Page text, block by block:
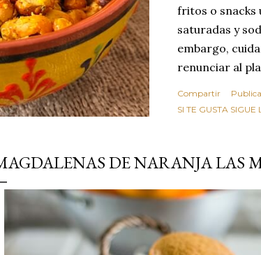
fritos o snacks
saturadas y
embargo,
renunciar al
Estas alubias
tradicionales y
ingrediente tan
en un snack
100% natural.
Compartir
SI TE GUSTA SIGUE
DE NARANJA LAS